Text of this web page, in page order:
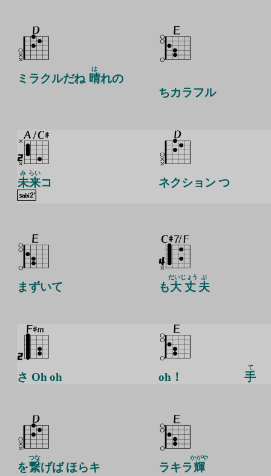
ミラクルだね 晴
は
れの
ちカラフル
未
み
来
らい
コ ネクション つ
まずいて も大丈
だいじょう
夫
ぶ
さ Oh oh oh！ 手
て
を繋
つな
げば ほらキ ラキラ輝
かがや